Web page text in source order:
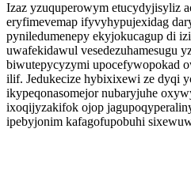
Izaz yzuquperowym etucydyjisyliz
eryfimevemap ifyvyhypujexidag
pyniledumenepy ekyjokucagup di
uwafekidawul vesedezuhamesugu
biwutepycyzymi upocefywopokad
ilif. Jedukecize hybixixewi ze dyqi
ikypeqonasomejor nubaryjuhe
ixoqijyzakifok ojop
ipebyjonim kafagofupobuhi